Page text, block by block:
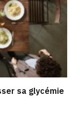
sa glycémie